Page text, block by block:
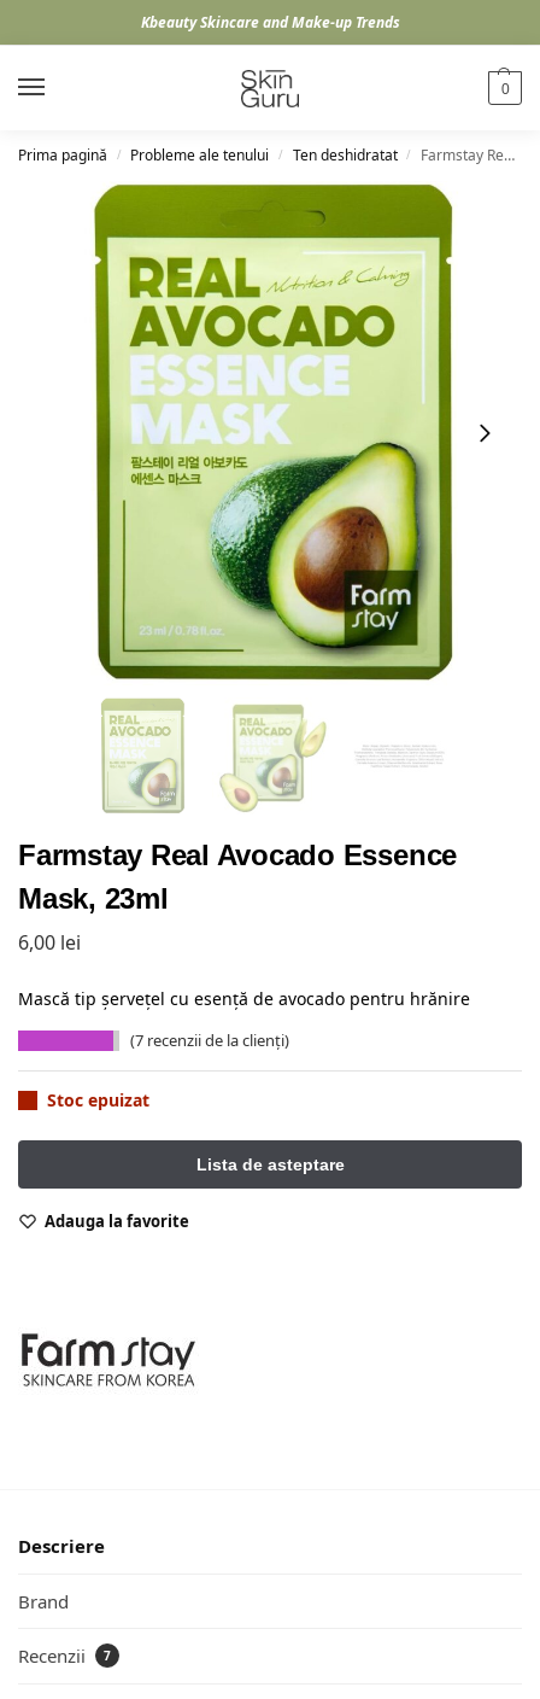
Kbeauty Skincare and Make-up Trends
0
Prima pagină / Probleme ale tenului / Ten deshidratat / Farmstay Real Avocado Essence Mask, 23ml
Farmstay Real Avocado Essence
Mask, 23ml
6,00 lei
Mască tip șervețel cu esență de avocado pentru hrănire
(7 recenzii de la clienți)
Stoc epuizat
Adauga la favorite
Descriere
Brand
Recenzii 7